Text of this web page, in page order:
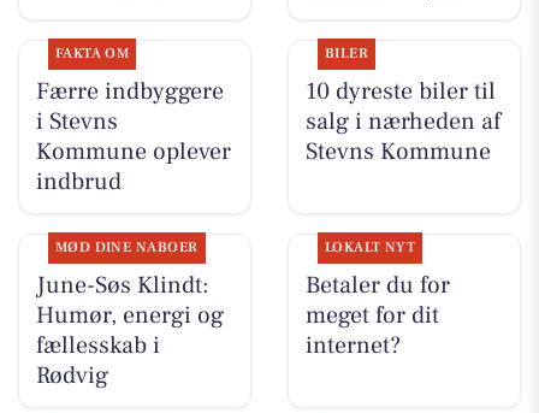
FAKTA OM
Færre indbyggere
i Stevns
Kommune oplever
indbrud
BILER
10 dyreste biler til
salg i nærheden af
Stevns Kommune
MØD DINE NABOER
June-Søs Klindt:
Humør, energi og
fællesskab i
Rødvig
LOKALT NYT
Betaler du for
meget for dit
internet?